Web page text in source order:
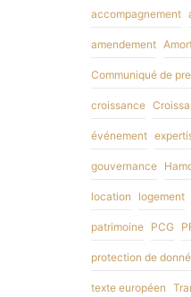
accompagnement
amendement
Communiqué de
croissance
événement
gouvernance
location logement
patrimoine PCG
protection de
texte européen